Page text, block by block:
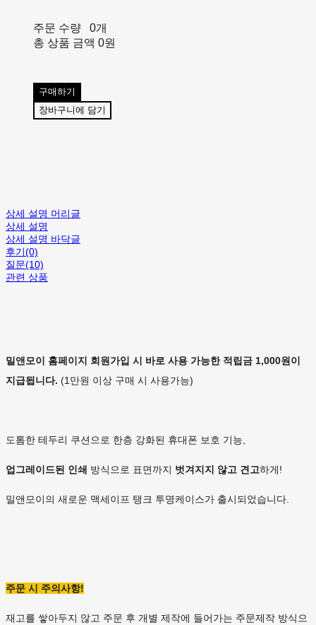
주문 수량
0개
총 상품 금액 0원
구매하기
장바구니에 담기
상세 설명 머리글
상세 설명
상세 설명 바닥글
후기(0)
질문(10)
관련 상품
밀앤모이 홈페이지 회원가입 시 바로 사용 가능한 적립금 1,000원이
지급됩니다. (1만원 이상 구매 시 사용가능)
도톰한 테두리 쿠션으로 한층 강화된 휴대폰 보호 기능,
업그레이드된 인쇄 방식으로 표면까지 벗겨지지 않고 견고하게!
밀앤모이의 새로운 맥세이프 탱크 투명케이스가 출시되었습니다.
주문 시 주의사항!
재고를 쌓아두지 않고 주문 후 개별 제작에 들어가는 주문제작 방식으